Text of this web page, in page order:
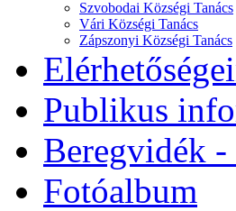
Szvobodai Községi Tanács
Vári Községi Tanács
Zápszonyi Községi Tanács
Publikus
Beregvidék -
Fotóalbum